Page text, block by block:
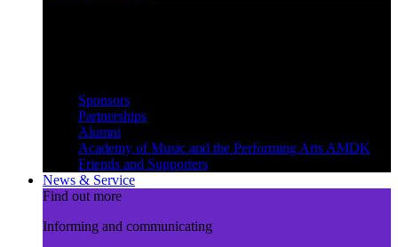
Sponsors
Partnerships
Alumni
Academy of Music and the Performing Arts AMDK
Friends and Supporters
News & Service
Find out more
Informing and communicating